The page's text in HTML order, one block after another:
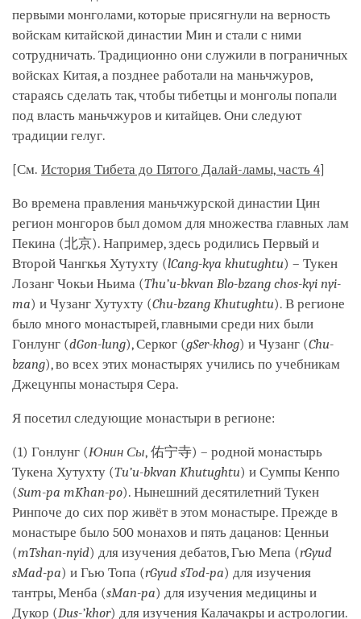
первыми монголами, которые присягнули на верность
войскам китайской династии Мин и стали с ними
сотрудничать. Традиционно они служили в пограничных
войсках Китая, а позднее работали на маньчжуров,
стараясь сделать так, чтобы тибетцы и монголы попали
под власть маньчжуров и китайцев. Они следуют
традиции гелуг.
[См. История Тибета до Пятого Далай-ламы, часть 4]
Во времена правления маньчжурской династии Цин
регион монгоров был домом для множества главных лам
Пекина (北京). Например, здесь родились Первый и
Второй Чангкья Хутухту (lCang-kya khutughtu) – Тукен
Лозанг Чокьи Ньима (Thu’u-bkvan Blo-bzang chos-kyi nyi-
ma) и Чузанг Хутухту (Chu-bzang Khutughtu). В регионе
было много монастырей, главными среди них были
Гонлунг (dGon-lung), Серког (gSer-khog) и Чузанг (Chu-
bzang), во всех этих монастырях учились по учебникам
Джецунпы монастыря Сера.
Я посетил следующие монастыри в регионе:
(1) Гонлунг (Юнин Сы, 佑宁寺) – родной монастырь
Тукена Хутухту (Tu’u-bkvan Khutughtu) и Сумпы Кенпо
(Sum-pa mKhan-po). Нынешний десятилетний Тукен
Ринпоче до сих пор живёт в этом монастыре. Прежде в
монастыре было 500 монахов и пять дацанов: Ценньи
(mTshan-nyid) для изучения дебатов, Гью Мепа (rGyud
sMad-pa) и Гью Топа (rGyud sTod-pa) для изучения
тантры, Менба (sMan-pa) для изучения медицины и
Дукор (Dus-’khor) для изучения Калачакры и астрологии.